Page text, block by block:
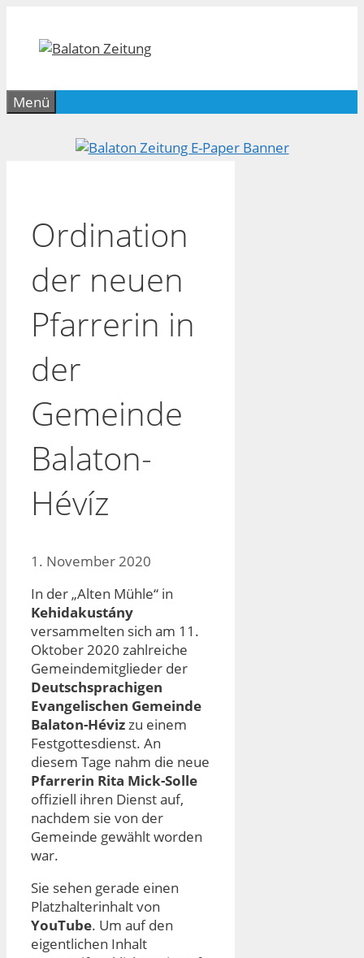
springen
Menü
Ordination
der neuen
Pfarrerin in
der
Gemeinde
Balaton-
Hévíz
1. November 2020
In der „Alten Mühle“ in
Kehidakustány
versammelten sich am 11.
Oktober 2020 zahlreiche
Gemeindemitglieder der
Deutschsprachigen
Evangelischen Gemeinde
Balaton-Hévizzu einem
Festgottesdienst. An
diesem Tage nahm die neue
Pfarrerin Rita Mick-Solle
offiziell ihren Dienst auf,
nachdem sie von der
Gemeinde gewählt worden
war.
Sie sehen gerade einen
Platzhalterinhalt von
YouTube. Um auf den
eigentlichen Inhalt